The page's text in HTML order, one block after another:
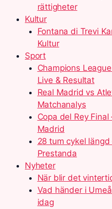
rättigheter
Kultur
Fontana di Trevi
Kultur
Sport
Champions
Live & Resultat
Real Madrid vs
Matchanalys
Copa del Rey
Madrid
28 tum cykel
Prestanda
Nyheter
När blir det
Vad händer i
idag